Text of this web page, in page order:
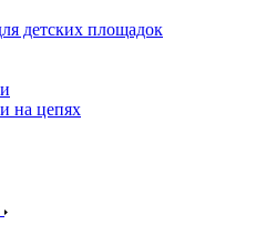
детских площадок
на цепях